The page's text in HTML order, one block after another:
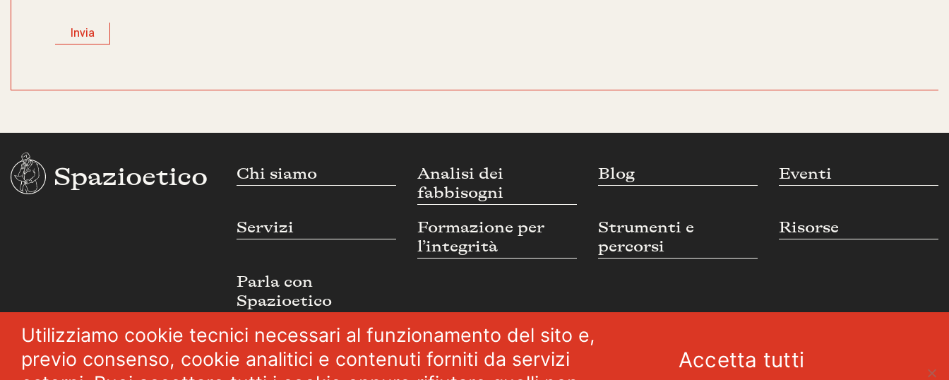
Spazioetico Chi siamo
Analisi dei
fabbisogni
Blog Eventi
Servizi
Formazione per
l’integrità
Strumenti e
percorsi
Risorse
Parla con
Spazioetico
Seguici: Facebook Linkedin Youtube Twitter ©2026 SPAZIOETICO ASSOCIAZIONE PROFESSIONALE - Tutti
Utilizziamo cookie tecnici necessari al funzionamento del sito e,
previo consenso, cookie analitici e contenuti forniti da servizi
Accetta tutti